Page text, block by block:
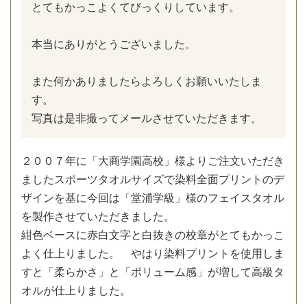
とてもかっこよくてびっくりしています。
本当にありがとうございました。
また何かありましたらよろしくお願いいたしま
す。
写真は是非撮ってメールさせていただきます。
２００７年に「大商学園高校」様よりご注文いただき
ましたスポーツタオルサイズで染料全面プリントのデ
ザインを基に今回は「堂浦学級」様のフェイスタオル
を製作させていただきました。
紺色ベースに赤白文字と白抜きの校章がとてもかっこ
よく仕上りました。 やはり染料プリントを使用しま
すと「柔らかさ」と「ボリューム感」が増して高級タ
オルが仕上りました。